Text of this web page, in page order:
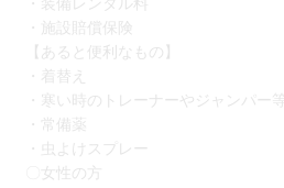
・装備レンタル料
・施設賠償保険
【あると便利なもの】
・着替え
・寒い時のトレーナーやジャンパー等
・常備薬
・虫よけスプレー
〇女性の方